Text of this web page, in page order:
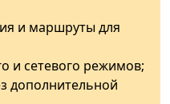
и маршруты для
и сетевого режимов;
дополнительной